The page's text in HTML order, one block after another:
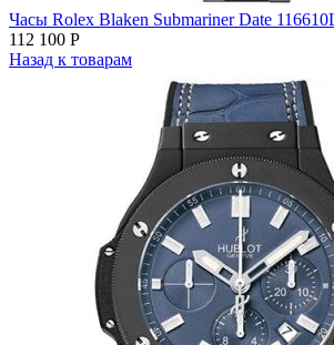
Часы Rolex Blaken Submariner Date
112 100 Р
Назад к товарам